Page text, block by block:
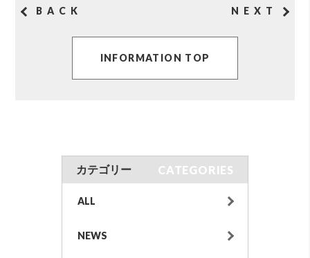
BACK NEXT
INFORMATION TOP
カテゴリー CATEGORIES
ALL
NEWS